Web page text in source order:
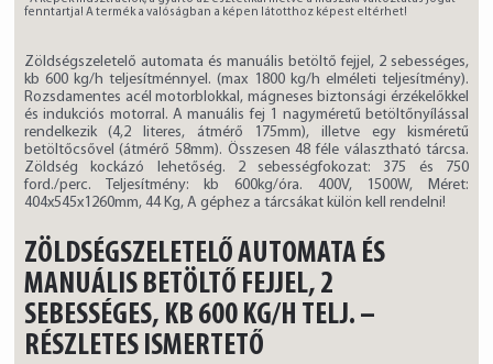
fenntartja! A termék a valóságban a képen látotthoz képest eltérhet!
Zöldségszeletelő automata és manuális betöltő fejjel, 2 sebességes,
kb 600 kg/h teljesítménnyel. (max 1800 kg/h elméleti teljesítmény).
Rozsdamentes acél motorblokkal, mágneses biztonsági érzékelőkkel
és indukciós motorral. A manuális fej 1 nagyméretű betöltőnyílással
rendelkezik (4,2 literes, átmérő 175mm), illetve egy kisméretű
betöltőcsővel (átmérő 58mm). Összesen 48 féle választható tárcsa.
Zöldség kockázó lehetőség. 2 sebességfokozat: 375 és 750
ford./perc. Teljesítmény: kb 600kg/óra. 400V, 1500W, Méret:
404x545x1260mm, 44 Kg, A géphez a tárcsákat külön kell rendelni!
ZÖLDSÉGSZELETELŐ AUTOMATA ÉS
MANUÁLIS BETÖLTŐ FEJJEL, 2
SEBESSÉGES, KB 600 KG/H TELJ. –
RÉSZLETES ISMERTETŐ